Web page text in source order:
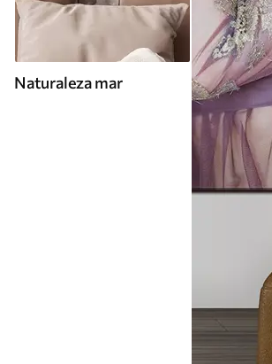
Naturaleza mar